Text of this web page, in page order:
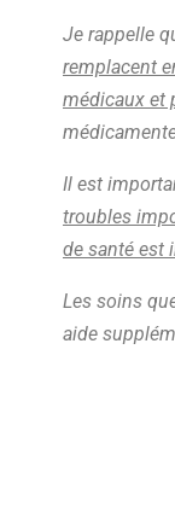
Je rappelle
remplacent
médicaux et
Il est
troubles
de santé est
Les soins
aide